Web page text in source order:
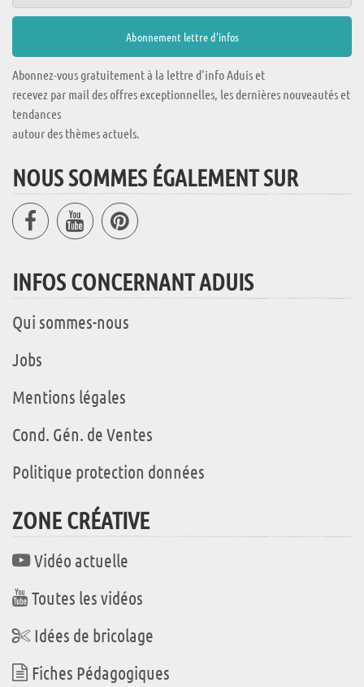
Abonnez-vous gratuitement à la lettre d'info Aduis et
recevez par mail des offres exceptionnelles, les dernières nouveautés et
tendances
autour des thèmes actuels.
NOUS SOMMES ÉGALEMENT SUR
INFOS CONCERNANT ADUIS
Qui sommes-nous
Jobs
Mentions légales
Cond. Gén. de Ventes
Politique protection données
ZONE CRÉATIVE
Vidéo actuelle
Toutes les vidéos
Idées de bricolage
Fiches Pédagogiques